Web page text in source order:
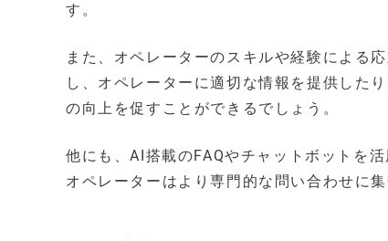
す。
また、オペレーターのスキルや経験による
し、オペレーターに適切な情報を提供した
の向上を促すことができるでしょう。
他にも、AI搭載のFAQやチャットボットを
オペレーターはより専門的な問い合わせに